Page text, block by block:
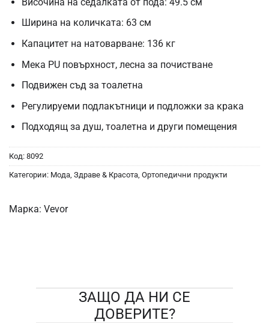
Ширина на количката: 63 см
Капацитет на натоварване: 136 кг
Мека PU повърхност, лесна за почистване
Подвижен съд за тоалетна
Регулируеми подлакътници и подложки за крака
Подходящ за душ, тоалетна и други помещения
Код: 8092
Категории: Мода, Здраве & Красота, Ортопедични продукти
Марка: Vevor
ЗАЩО ДА НИ СЕ
ДОВЕРИТЕ?